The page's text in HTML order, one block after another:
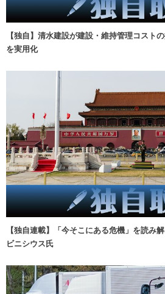
【独自】清水建設が建設・維持管理コスト
を実用化
【独自連載】「今そこにある危機」を読み
ビニシウス氏